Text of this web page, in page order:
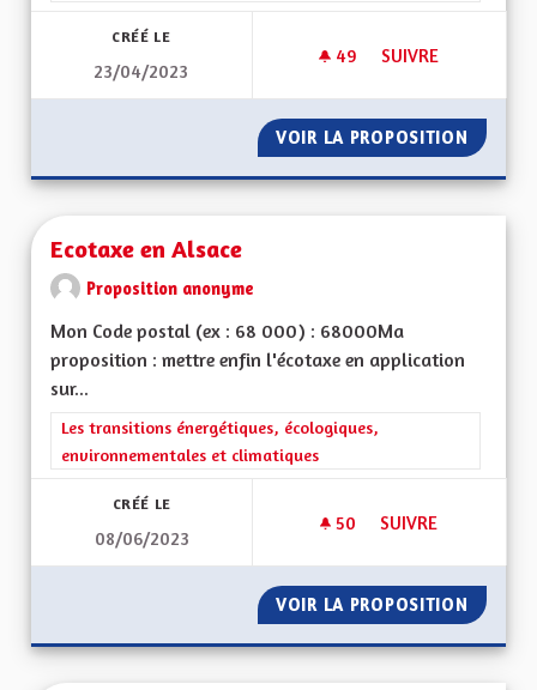
CRÉÉ LE
23/04/2023
49 49 ABONNÉS
SUIVRE
VOIR LA PROPOSITION
Ecotaxe en Alsace
Proposition anonyme
Mon Code postal (ex : 68 000) : 68000Ma
proposition : mettre enfin l'écotaxe en application
sur...
Filtrer les résultats de la catégorie : Les transitions
Les transitions énergétiques, écologiques,
environnementales et climatiques
CRÉÉ LE
08/06/2023
50 50 ABONNÉS
SUIVRE
VOIR LA PROPOSITION